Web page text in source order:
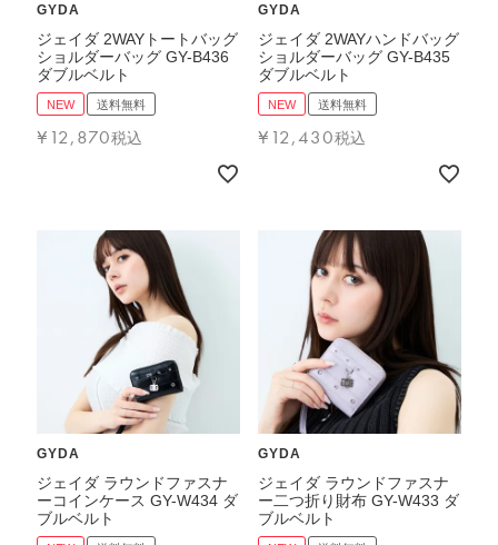
GYDA
ジェイダ 2WAYトートバッグ
ショルダーバッグ GY-B436
ダブルベルト
NEW 送料無料
¥ 12,870税込
GYDA
ジェイダ 2WAYハンドバッグ
ショルダーバッグ GY-B435
ダブルベルト
NEW 送料無料
¥ 12,430税込
GYDA
ジェイダ ラウンドファスナ
ーコインケース GY-W434 ダ
ブルベルト
GYDA
ジェイダ ラウンドファスナ
ー二つ折り財布 GY-W433 ダ
ブルベルト